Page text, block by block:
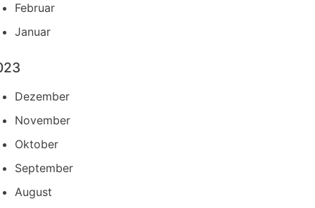
Februar
Januar
Dezember
November
Oktober
September
August